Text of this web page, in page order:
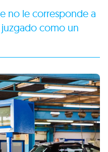
no le corresponde a
como un